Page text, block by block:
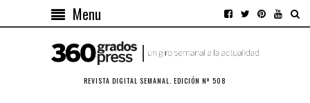
Menu
REVISTA DIGITAL SEMANAL. EDICIÓN Nº 508